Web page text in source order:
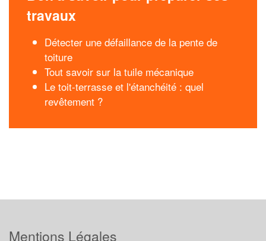
travaux
Détecter une défaillance de la pente de
toiture
Tout savoir sur la tuile mécanique
Le toit-terrasse et l'étanchéité : quel
revêtement ?
Mentions Légales